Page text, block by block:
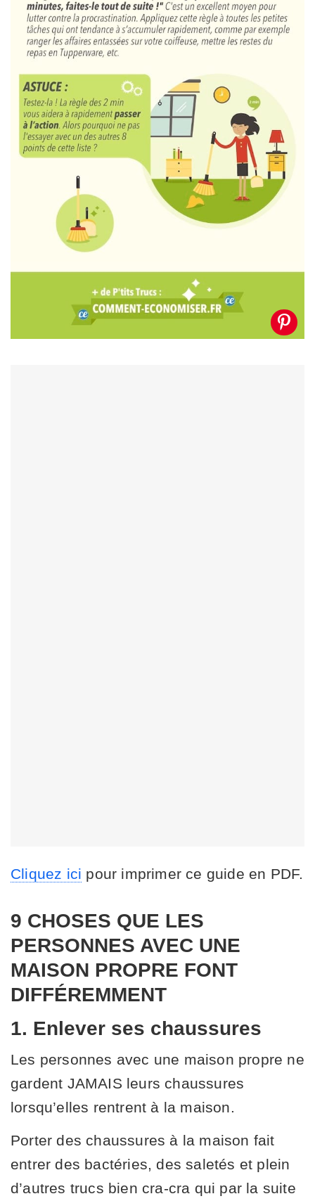
Cliquez ici pour imprimer ce guide en PDF.
9 CHOSES QUE LES
PERSONNES AVEC UNE
MAISON PROPRE FONT
DIFFÉREMMENT
1. Enlever ses chaussures
Les personnes avec une maison propre ne
gardent JAMAIS leurs chaussures
lorsqu’elles rentrent à la maison.
Porter des chaussures à la maison fait
entrer des bactéries, des saletés et plein
d’autres trucs bien cra-cra qui par la suite